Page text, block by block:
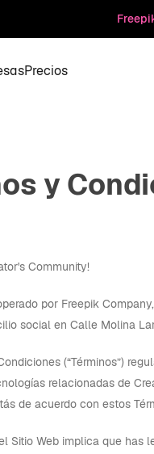
Precios
y
Community!
por Freepik
social en Calle Molina
(“Términos”)
relacionadas de
de acuerdo con estos
Sitio Web implica que has